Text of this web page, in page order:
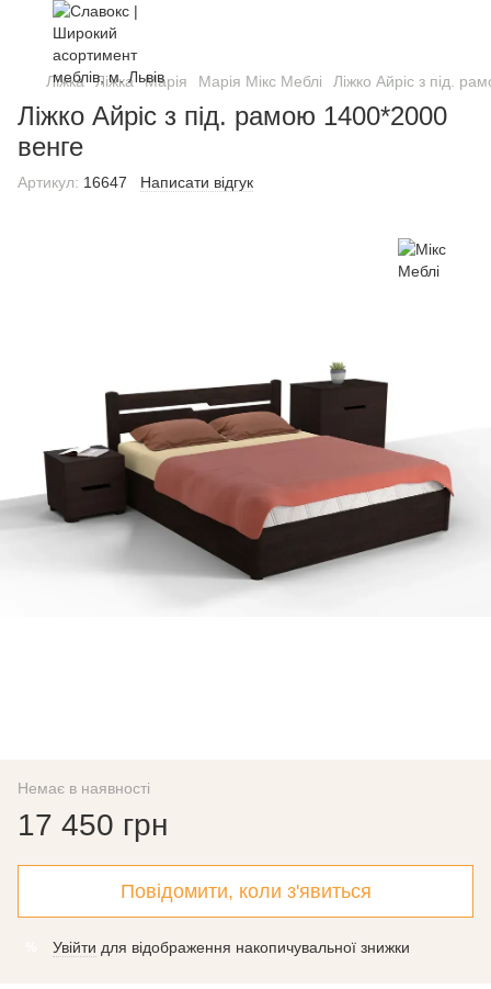
Ліжка Ліжка Марія Марія Мікс Меблі Ліжко Айріс з під.
Ліжко Айріс з під. рамою 1400*2000
венге
Артикул: 16647 Написати відгук
Немає в наявності
17 450 грн
Повідомити, коли з'явиться
Увійти для відображення накопичувальної знижки